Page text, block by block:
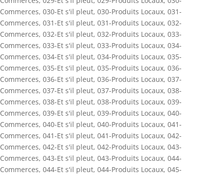
Commerces, 030-Et s'il pleut, 030-Produits Locaux, 031-
Commerces, 031-Et s'il pleut, 031-Produits Locaux, 032-
Commerces, 032-Et s'il pleut, 032-Produits Locaux, 033-
Commerces, 033-Et s'il pleut, 033-Produits Locaux, 034-
Commerces, 034-Et s'il pleut, 034-Produits Locaux, 035-
Commerces, 035-Et s'il pleut, 035-Produits Locaux, 036-
Commerces, 036-Et s'il pleut, 036-Produits Locaux, 037-
Commerces, 037-Et s'il pleut, 037-Produits Locaux, 038-
Commerces, 038-Et s'il pleut, 038-Produits Locaux, 039-
Commerces, 039-Et s'il pleut, 039-Produits Locaux, 040-
Commerces, 040-Et s'il pleut, 040-Produits Locaux, 041-
Commerces, 041-Et s'il pleut, 041-Produits Locaux, 042-
Commerces, 042-Et s'il pleut, 042-Produits Locaux, 043-
Commerces, 043-Et s'il pleut, 043-Produits Locaux, 044-
Commerces, 044-Et s'il pleut, 044-Produits Locaux, 045-